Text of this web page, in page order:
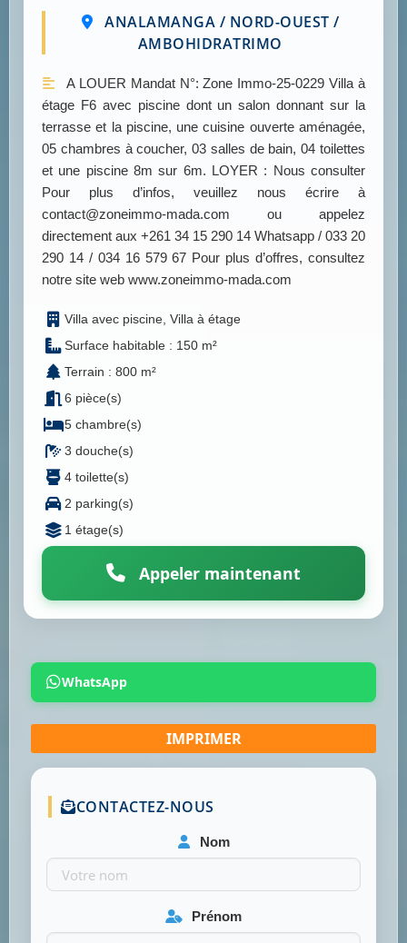
ANALAMANGA / NORD-OUEST /
AMBOHIDRATRIMO
A LOUER Mandat N°: Zone Immo-25-0229 Villa à
étage F6 avec piscine dont un salon donnant sur la
terrasse et la piscine, une cuisine ouverte aménagée,
05 chambres à coucher, 03 salles de bain, 04 toilettes
et une piscine 8m sur 6m. LOYER : Nous consulter
Pour plus d’infos, veuillez nous écrire à
contact@zoneimmo-mada.com ou appelez
directement aux +261 34 15 290 14 Whatsapp / 033 20
290 14 / 034 16 579 67 Pour plus d’offres, consultez
notre site web www.zoneimmo-mada.com
Villa avec piscine, Villa à étage
Surface habitable : 150 m²
Terrain : 800 m²
6 pièce(s)
5 chambre(s)
3 douche(s)
4 toilette(s)
2 parking(s)
1 étage(s)
Appeler maintenant
WhatsApp
CONTACTEZ-NOUS
Nom
Prénom